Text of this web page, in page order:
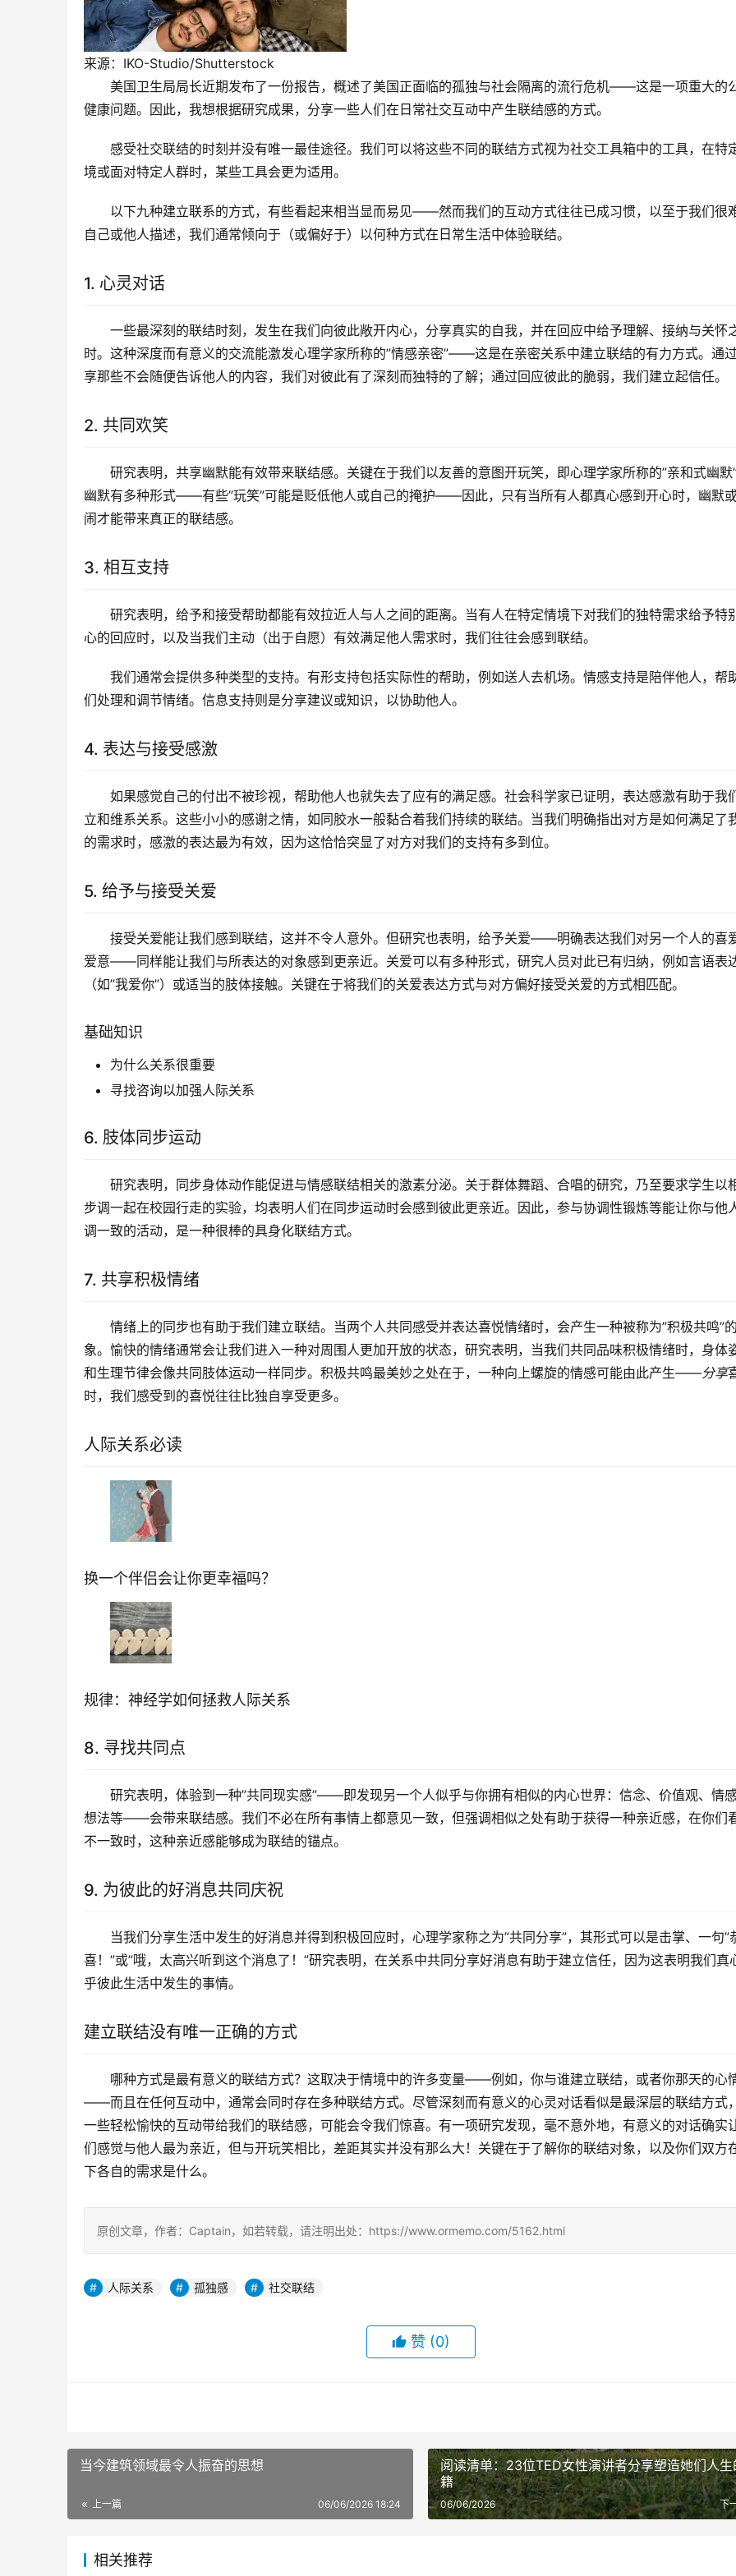
来源：IKO-Studio/Shutterstock
美国卫生局局长近期发布了一份报告，概述了美国正面临的孤独与社会隔离的流行危机——这是一项重大的
健康问题。因此，我想根据研究成果，分享一些人们在日常社交互动中产生联结感的方式。
感受社交联结的时刻并没有唯一最佳途径。我们可以将这些不同的联结方式视为社交工具箱中的工具，在特
境或面对特定人群时，某些工具会更为适用。
以下九种建立联系的方式，有些看起来相当显而易见——然而我们的互动方式往往已成习惯，以至于我们很
自己或他人描述，我们通常倾向于（或偏好于）以何种方式在日常生活中体验联结。
1. 心灵对话
一些最深刻的联结时刻，发生在我们向彼此敞开内心，分享真实的自我，并在回应中给予理解、接纳与关怀
时。这种深度而有意义的交流能激发心理学家所称的”情感亲密”——这是在亲密关系中建立联结的有力方式。通
享那些不会随便告诉他人的内容，我们对彼此有了深刻而独特的了解；通过回应彼此的脆弱，我们建立起信任。
2. 共同欢笑
研究表明，共享幽默能有效带来联结感。关键在于我们以友善的意图开玩笑，即心理学家所称的”亲和式幽默”
幽默有多种形式——有些”玩笑”可能是贬低他人或自己的掩护——因此，只有当所有人都真心感到开心时，幽默
闹才能带来真正的联结感。
3. 相互支持
研究表明，给予和接受帮助都能有效拉近人与人之间的距离。当有人在特定情境下对我们的独特需求给予特
心的回应时，以及当我们主动（出于自愿）有效满足他人需求时，我们往往会感到联结。
我们通常会提供多种类型的支持。有形支持包括实际性的帮助，例如送人去机场。情感支持是陪伴他人，帮
们处理和调节情绪。信息支持则是分享建议或知识，以协助他人。
4. 表达与接受感激
如果感觉自己的付出不被珍视，帮助他人也就失去了应有的满足感。社会科学家已证明，表达感激有助于我
立和维系关系。这些小小的感谢之情，如同胶水一般黏合着我们持续的联结。当我们明确指出对方是如何满足了
的需求时，感激的表达最为有效，因为这恰恰突显了对方对我们的支持有多到位。
5. 给予与接受关爱
接受关爱能让我们感到联结，这并不令人意外。但研究也表明，给予关爱——明确表达我们对另一个人的喜
爱意——同样能让我们与所表达的对象感到更亲近。关爱可以有多种形式，研究人员对此已有归纳，例如言语表
（如”我爱你”）或适当的肢体接触。关键在于将我们的关爱表达方式与对方偏好接受关爱的方式相匹配。
基础知识
为什么关系很重要
寻找咨询以加强人际关系
6. 肢体同步运动
研究表明，同步身体动作能促进与情感联结相关的激素分泌。关于群体舞蹈、合唱的研究，乃至要求学生以
步调一起在校园行走的实验，均表明人们在同步运动时会感到彼此更亲近。因此，参与协调性锻炼等能让你与他
调一致的活动，是一种很棒的具身化联结方式。
7. 共享积极情绪
情绪上的同步也有助于我们建立联结。当两个人共同感受并表达喜悦情绪时，会产生一种被称为”积极共鸣”
象。愉快的情绪通常会让我们进入一种对周围人更加开放的状态，研究表明，当我们共同品味积极情绪时，身体
和生理节律会像共同肢体运动一样同步。积极共鸣最美妙之处在于，一种向上螺旋的情感可能由此产生——分享
时，我们感受到的喜悦往往比独自享受更多。
人际关系必读
换一个伴侣会让你更幸福吗？
规律：神经学如何拯救人际关系
8. 寻找共同点
研究表明，体验到一种”共同现实感”——即发现另一个人似乎与你拥有相似的内心世界：信念、价值观、情感
想法等——会带来联结感。我们不必在所有事情上都意见一致，但强调相似之处有助于获得一种亲近感，在你们
不一致时，这种亲近感能够成为联结的锚点。
9. 为彼此的好消息共同庆祝
当我们分享生活中发生的好消息并得到积极回应时，心理学家称之为”共同分享”，其形式可以是击掌、一句”
喜！”或”哦，太高兴听到这个消息了！”研究表明，在关系中共同分享好消息有助于建立信任，因为这表明我们真
乎彼此生活中发生的事情。
建立联结没有唯一正确的方式
哪种方式是最有意义的联结方式？这取决于情境中的许多变量——例如，你与谁建立联结，或者你那天的心
——而且在任何互动中，通常会同时存在多种联结方式。尽管深刻而有意义的心灵对话看似是最深层的联结方式
一些轻松愉快的互动带给我们的联结感，可能会令我们惊喜。有一项研究发现，毫不意外地，有意义的对话确实
们感觉与他人最为亲近，但与开玩笑相比，差距其实并没有那么大！关键在于了解你的联结对象，以及你们双方
下各自的需求是什么。
原创文章，作者：Captain，如若转载，请注明出处：https://www.ormemo.com/5162.html
人际关系 孤独感 社交联结
赞 (0)
当今建筑领域最令人振奋的思想
上一篇 06/06/2026 18:24
阅读清单：23位TED女性演讲者分享塑造她们人生
籍
下
06/06/2026
相关推荐